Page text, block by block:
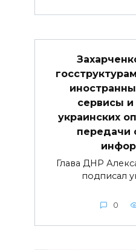
сервисы
украинских
передачи
Глава ДНР
подписал
0